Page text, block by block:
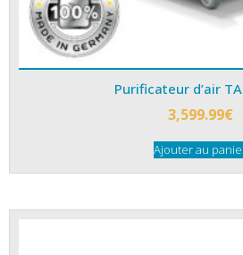
Purificateur d’air
3,599.99€
Ajouter au